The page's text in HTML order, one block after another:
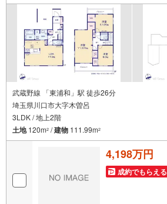
武蔵野線 「東浦和」駅 徒歩26分
埼玉県川口市大字木曽呂
3LDK / 地上2階
土地120m2 /建物 111.99m2
4,198万円
成約でもらえる